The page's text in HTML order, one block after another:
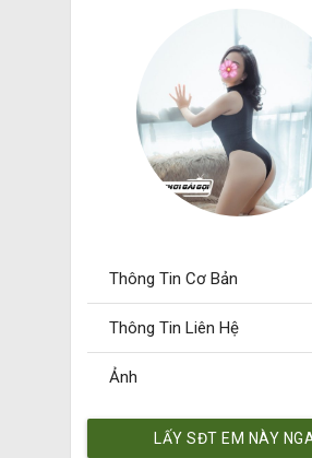
Thông Tin Cơ Bản
Thông Tin Liên Hệ
Ảnh
LẤY SĐT EM NÀY